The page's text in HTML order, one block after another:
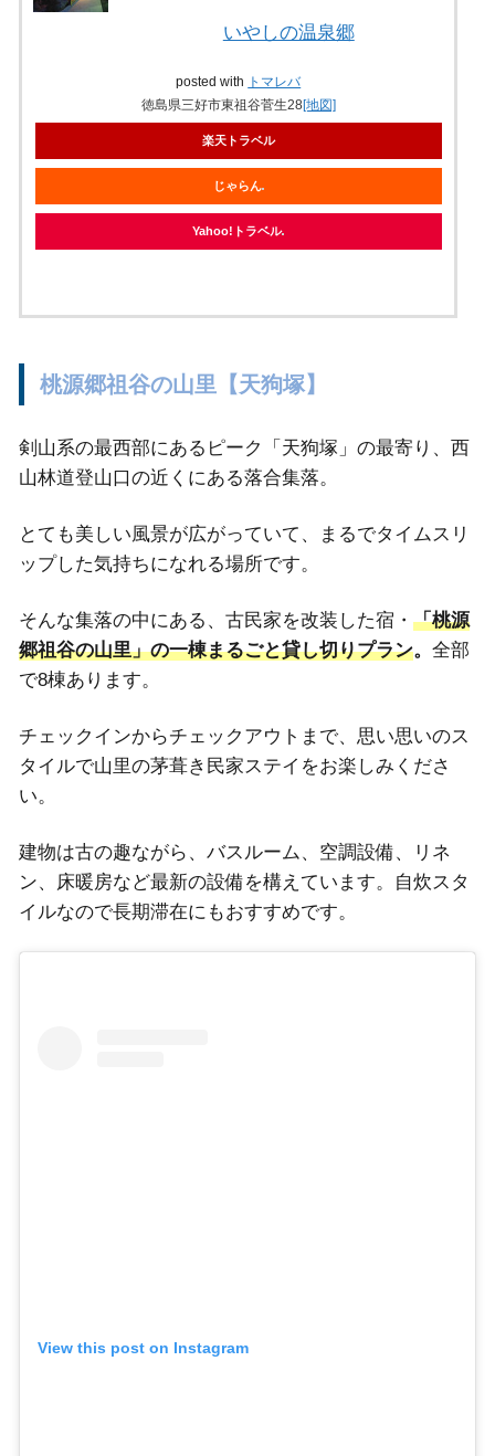
いやしの温泉郷
posted with トマレバ
徳島県三好市東祖谷菅生28[地図]
楽天トラベル
じゃらん
Yahoo!トラベル
桃源郷祖谷の山里【天狗塚】
剣山系の最西部にあるピーク「天狗塚」の最寄り、西
山林道登山口の近くにある落合集落。
とても美しい風景が広がっていて、まるでタイムスリ
ップした気持ちになれる場所です。
そんな集落の中にある、古民家を改装した宿・ 「桃源
郷祖谷の山里」の一棟まるごと貸し切りプラン。 全部
で8棟あります。
チェックインからチェックアウトまで、思い思いのス
タイルで山里の茅葺き民家ステイをお楽しみくださ
い。
建物は古の趣ながら、バスルーム、空調設備、リネ
ン、床暖房など最新の設備を構えています。自炊スタ
イルなので長期滞在にもおすすめです。
View this post on Instagram